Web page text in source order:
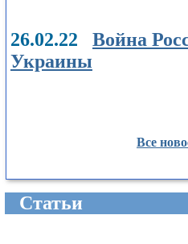
26.02.22 Война
Украины
Все
Cтатьи